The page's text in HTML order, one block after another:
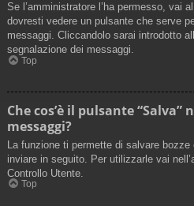
Se l’amministratore l’ha permesso, vai
dovresti vedere un pulsante che serve
messaggi. Cliccandolo sarai introdotto
segnalazione dei messaggi.
Top
Che cos’è il pulsante
messaggi?
La funzione ti permette di salvare
inviare in seguito. Per utilizzarle vai
Controllo Utente.
Top